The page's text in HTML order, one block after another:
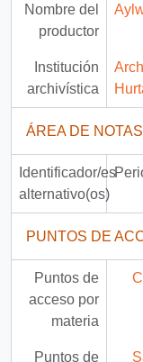
Nombre del
productor
Institución
archivística
ÁREA DE NOTAS
Identificador/es
alternativo(os)
PUNTOS DE
Puntos de
acceso por
materia
Puntos de